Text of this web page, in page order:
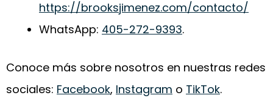
https://brooksjimenez.com/contacto/
WhatsApp: 405-272-9393.
Conoce más sobre nosotros en nuestras redes
sociales: Facebook, Instagram o TikTok.